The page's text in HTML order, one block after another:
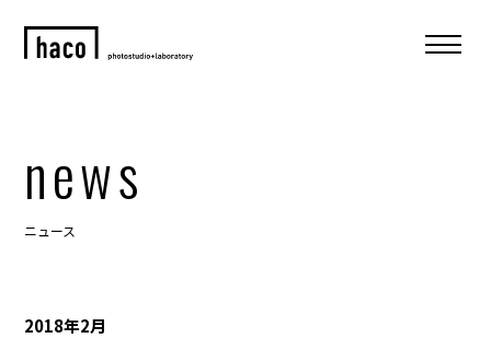
news
ニュース
2018年2月